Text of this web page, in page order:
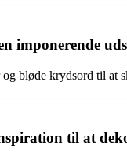
imponerende
bløde krydsord til at
til at